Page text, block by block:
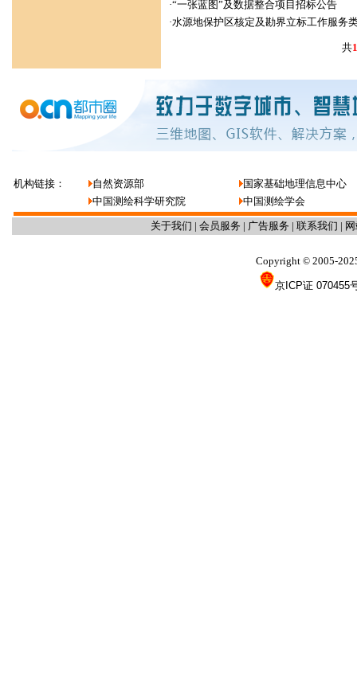
·“一张蓝图”及数据整合项目招标公告
·水源地保护区核定及勘界立标工作服务
共
机构链接： 自然资源部
国家基础地理信息中心
中国测绘科学研究院
中国测绘学会
关于我们 | 会员服务 | 广告服务 | 联系我们 |
Copyright © 2005-
京ICP证 070455